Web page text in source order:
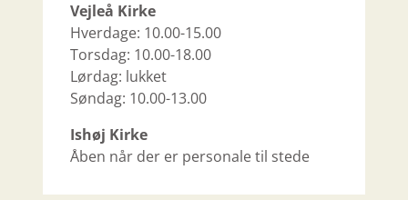
Vejleå Kirke
Hverdage: 10.00-15.00
Torsdag: 10.00-18.00
Lørdag: lukket
Søndag: 10.00-13.00
Ishøj Kirke
Åben når der er personale til stede